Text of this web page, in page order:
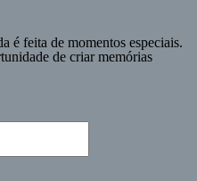
é feita de momentos especiais.
de criar memórias